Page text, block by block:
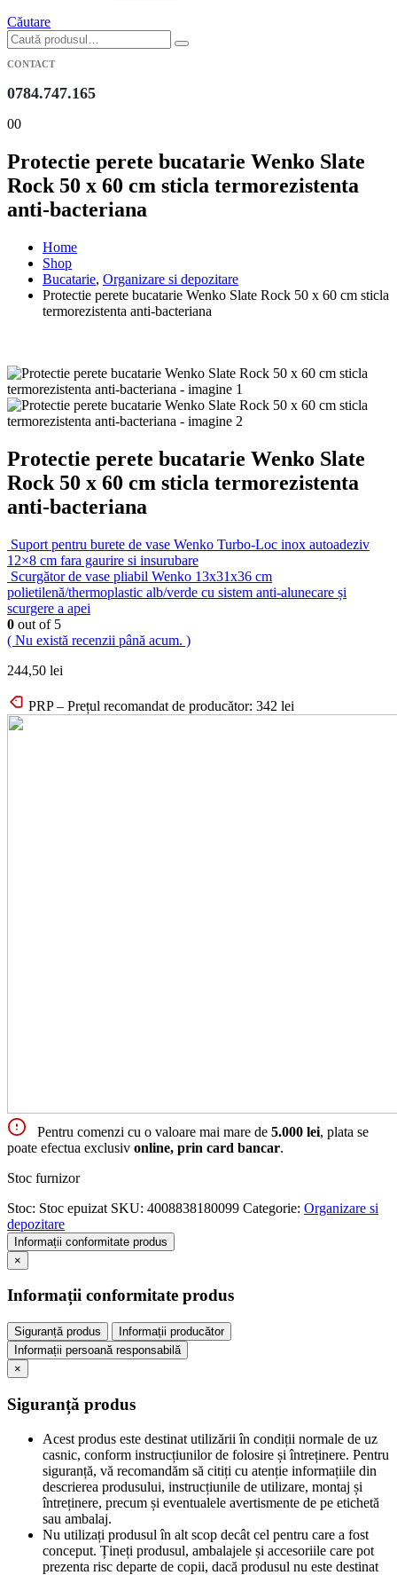
Căutare
CONTACT
0784.747.165
00
Protectie perete bucatarie Wenko Slate
Rock 50 x 60 cm sticla termorezistenta
anti-bacteriana
Home
Shop
Bucatarie, Organizare si depozitare
Protectie perete bucatarie Wenko Slate Rock 50 x 60 cm sticla
termorezistenta anti-bacteriana
Protectie perete bucatarie Wenko Slate
Rock 50 x 60 cm sticla termorezistenta
anti-bacteriana
Suport pentru burete de vase Wenko Turbo-Loc inox autoadeziv
12×8 cm fara gaurire si insurubare
Scurgător de vase pliabil Wenko 13x31x36 cm
polietilenă/thermoplastic alb/verde cu sistem anti-alunecare și
scurgere a apei
0 out of 5
( Nu există recenzii până acum. )
244,50 lei
PRP – Prețul recomandat de producător: 342 lei
Pentru comenzi cu o valoare mai mare de 5.000 lei, plata se
poate efectua exclusiv online, prin card bancar.
Stoc furnizor
Stoc: Stoc epuizat SKU: 4008838180099 Categorie: Organizare si
depozitare
Informații conformitate produs
×
Informații conformitate produs
Siguranță produs
Informații producător
Informații persoană responsabilă
×
Siguranță produs
Acest produs este destinat utilizării în condiții normale de uz
casnic, conform instrucțiunilor de folosire și întreținere. Pentru
siguranță, vă recomandăm să citiți cu atenție informațiile din
descrierea produsului, instrucțiunile de utilizare, montaj și
întreținere, precum și eventualele avertismente de pe etichetă
sau ambalaj.
Nu utilizați produsul în alt scop decât cel pentru care a fost
conceput. Țineți produsul, ambalajele și accesoriile care pot
prezenta risc departe de copii, dacă produsul nu este destinat